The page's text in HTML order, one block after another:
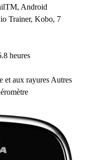
Android
Trainer, Kobo, 7
heures
et aux rayures Autres